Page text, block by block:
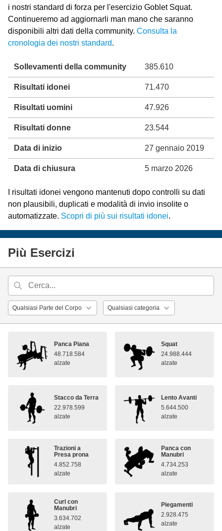
i nostri standard di forza per l'esercizio Goblet Squat.
Continueremo ad aggiornarli man mano che saranno
disponibili altri dati della community. Consulta la
cronologia dei nostri standard.
Sollevamenti della community 385.610
Risultati idonei 71.470
Risultati uomini 47.926
Risultati donne 23.544
Data di inizio 27 gennaio 2019
Data di chiusura 5 marzo 2026
I risultati idonei vengono mantenuti dopo controlli su dati
non plausibili, duplicati e modalità di invio insolite o
automatizzate. Scopri di più sui risultati idonei.
Più Esercizi
Panca Piana
48.718.584
alzate
Squat
24.988.444
alzate
Stacco da Terra
22.978.599
alzate
Lento Avanti
5.644.500
alzate
Trazioni a
Presa prona
4.852.758
alzate
Panca con
Manubri
4.734.253
alzate
Curl con
Manubri
3.634.702
alzate
Piegamenti
2.928.475
alzate